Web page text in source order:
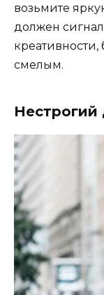
возьмите
должен
смелым.
Нестрогий